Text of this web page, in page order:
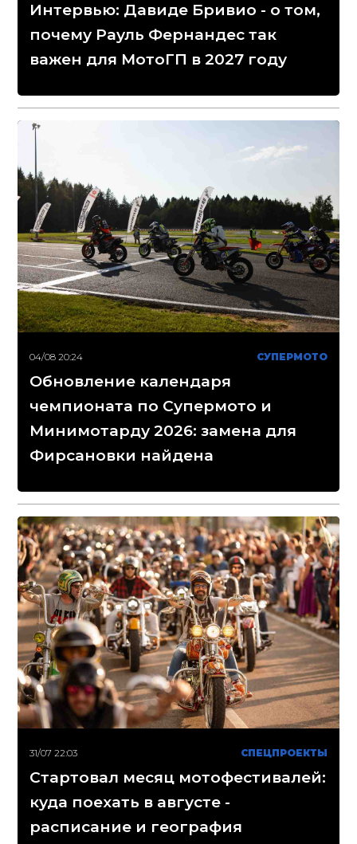
Интервью: Давиде Бривио - о том,
почему Рауль Фернандес так
важен для МотоГП в 2027 году
04/08 20:24 СУПЕРМОТО
Обновление календаря
чемпионата по Супермото и
Минимотарду 2026: замена для
Фирсановки найдена
31/07 22:03 СПЕЦПРОЕКТЫ
Стартовал месяц мотофестивалей:
куда поехать в августе -
расписание и география